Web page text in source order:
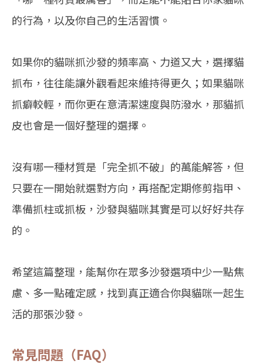
的行為，以及你自己的生活習慣。
如果你的貓咪抓沙發的頻率高、力道又大，選擇貓
抓布，往往能讓外觀看起來維持得更久；如果貓咪
抓癖較輕，而你更在意清潔速度與防潑水，那貓抓
皮也會是一個好整理的選擇。
沒有哪一種材質是「完全抓不破」的萬能解答，但
只要在一開始就選對方向，再搭配定期修剪指甲、
準備抓柱或抓板，沙發與貓咪其實是可以好好共存
的。
希望這篇整理，能幫你在眾多沙發選項中少一點焦
慮、多一點確定感，找到真正適合你與貓咪一起生
活的那張沙發。
常見問題（FAQ）